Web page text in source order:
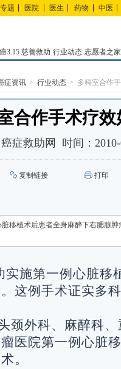
专题 医院 医生 药物 中医
3.15 慈善救助 行业动态 志愿者之家
症资讯 行业动态 多科室合作
合作手术疗效
癌症救助网 时间：
复制链接 打印
移植术后患者全身麻醉下右腮腺
实施第一例心脏移
这例手术证实多
颈外科、麻醉科
医院第一例心脏
。